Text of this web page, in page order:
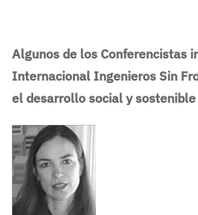
Algunos de los Conferencistas
Internacional Ingenieros Sin
el desarrollo social y sostenible